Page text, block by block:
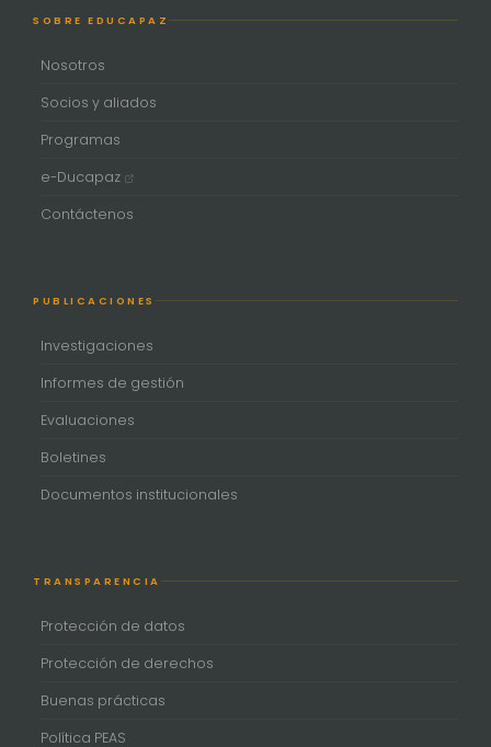
SOBRE EDUCAPAZ
Nosotros
Socios y aliados
Programas
e-Ducapaz
Contáctenos
PUBLICACIONES
Investigaciones
Informes de gestión
Evaluaciones
Boletines
Documentos institucionales
TRANSPARENCIA
Protección de datos
Protección de derechos
Buenas prácticas
Política PEAS